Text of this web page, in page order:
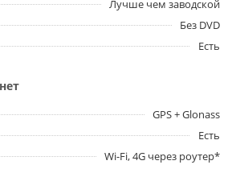
Лучше чем заводской
Без DVD
Есть
GPS + Glonass
Есть
Wi-Fi, 4G через роутер*